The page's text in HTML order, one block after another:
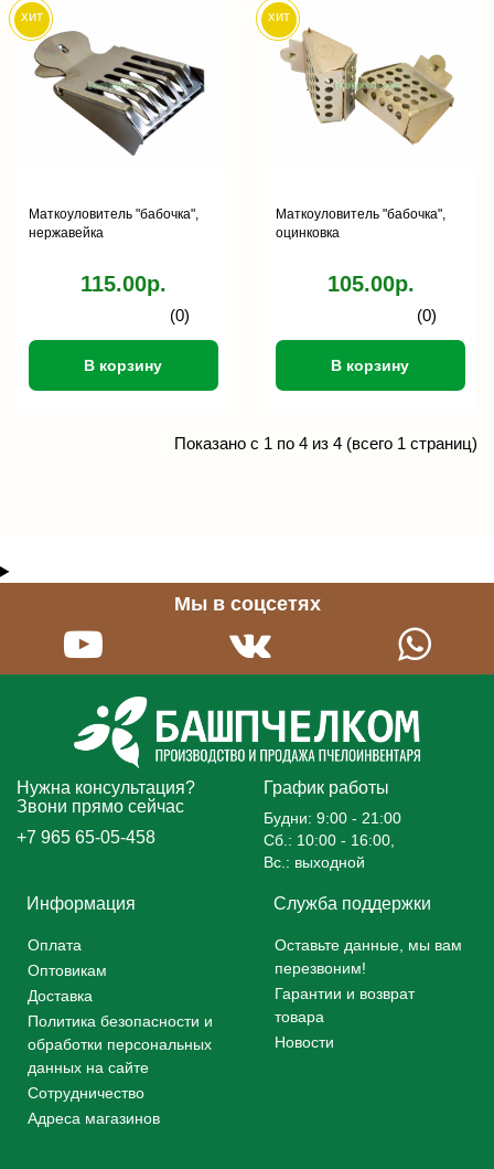
хит
Маткоуловитель "бабочка",
нержавейка
115.00р.
(0)
В корзину
хит
Маткоуловитель "бабочка",
оцинковка
105.00р.
(0)
В корзину
Показано с 1 по 4 из 4 (всего 1 страниц)
Мы в соцсетях
Нужна консультация?
Звони прямо сейчас
+7 965 65-05-458
График работы
Будни: 9:00 - 21:00
Сб.: 10:00 - 16:00,
Вс.: выходной
Информация
Оплата
Оптовикам
Доставка
Политика безопасности и
обработки персональных
данных на сайте
Сотрудничество
Адреса магазинов
Служба поддержки
Оставьте данные, мы вам
перезвоним!
Гарантии и возврат
товара
Новости